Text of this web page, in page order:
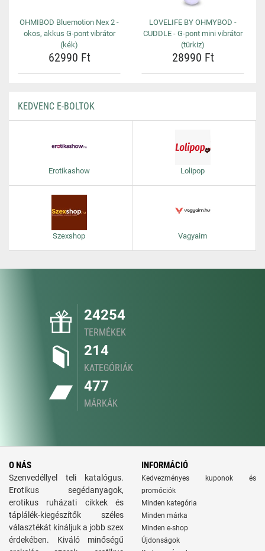
OHMIBOD Bluemotion Nex 2 -
okos, akkus G-pont vibrátor
(kék)
62990 Ft
LOVELIFE BY OHMYBOD -
CUDDLE - G-pont mini vibrátor
(türkiz)
28990 Ft
KEDVENC E-BOLTOK
Erotikashow Lolipop
Szexshop Vagyaim
24254
TERMÉKEK
214
KATEGÓRIÁK
477
MÁRKÁK
O NÁS
Szenvedéllyel teli katalógus.
Erotikus segédanyagok,
erotikus ruházati cikkek és
táplálék-kiegészítők széles
választékát kínáljuk a jobb szex
érdekében. Kiváló minőségű
INFORMÁCIÓ
Kedvezményes kuponok és
promóciók
Minden kategória
Minden márka
Minden e-shop
Újdonságok